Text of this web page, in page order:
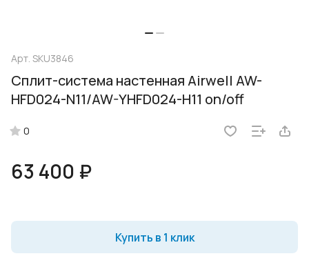
Арт. SKU3846
Сплит-система настенная Airwell AW-
HFD024-N11/AW-YHFD024-H11 on/off
0
63 400 ₽
Купить в 1 клик